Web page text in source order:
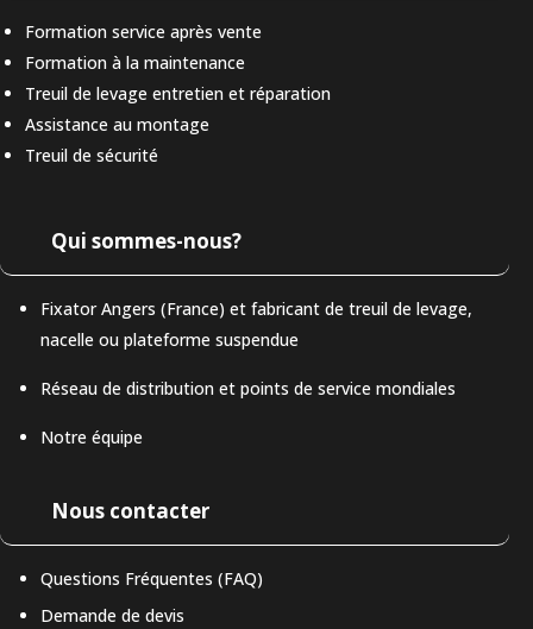
Formation service après vente
Formation à la maintenance
Treuil de levage entretien et réparation
Assistance au montage
Treuil de sécurité
Qui sommes-nous?
Fixator Angers (France) et fabricant de treuil de levage,
nacelle ou plateforme suspendue
Réseau de distribution et points de service mondiales
Notre équipe
Nous contacter
Questions Fréquentes (FAQ)
Demande de devis